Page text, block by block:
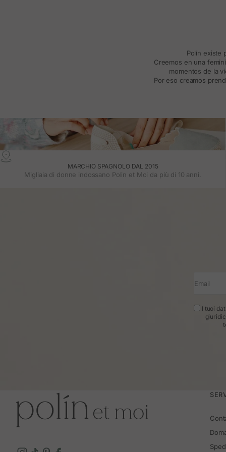
Polín existe
Creemos en una
momentos de la
Por eso creamos
MARCHIO SPAGNOLO DAL 2015
Migliaia di donne indossano Polin et Moi da più di 10 anni.
Email
I tuoi